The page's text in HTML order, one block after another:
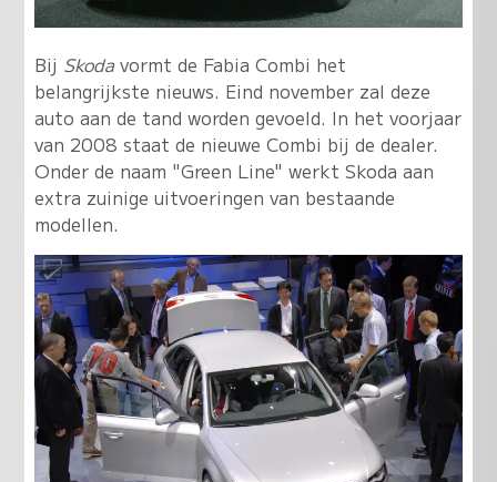
Bij Skodavormt de Fabia Combi het
belangrijkste nieuws. Eind november zal deze
auto aan de tand worden gevoeld. In het voorjaar
van 2008 staat de nieuwe Combi bij de dealer.
Onder de naam "Green Line" werkt Skoda aan
extra zuinige uitvoeringen van bestaande
modellen.